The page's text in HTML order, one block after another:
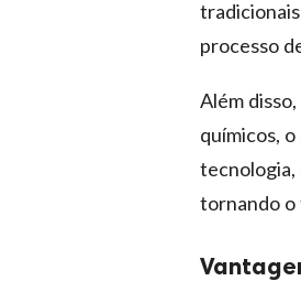
processo
Além
químicos,
tecnologia,
tornando o